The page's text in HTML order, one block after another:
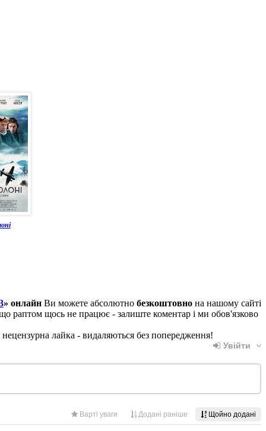
» онлайн Ви можете абсолютно безкоштовно на нашому сайті
раптом щось не працює - залиште коментар і ми обов'язково
лайка - видаляються без попередження!